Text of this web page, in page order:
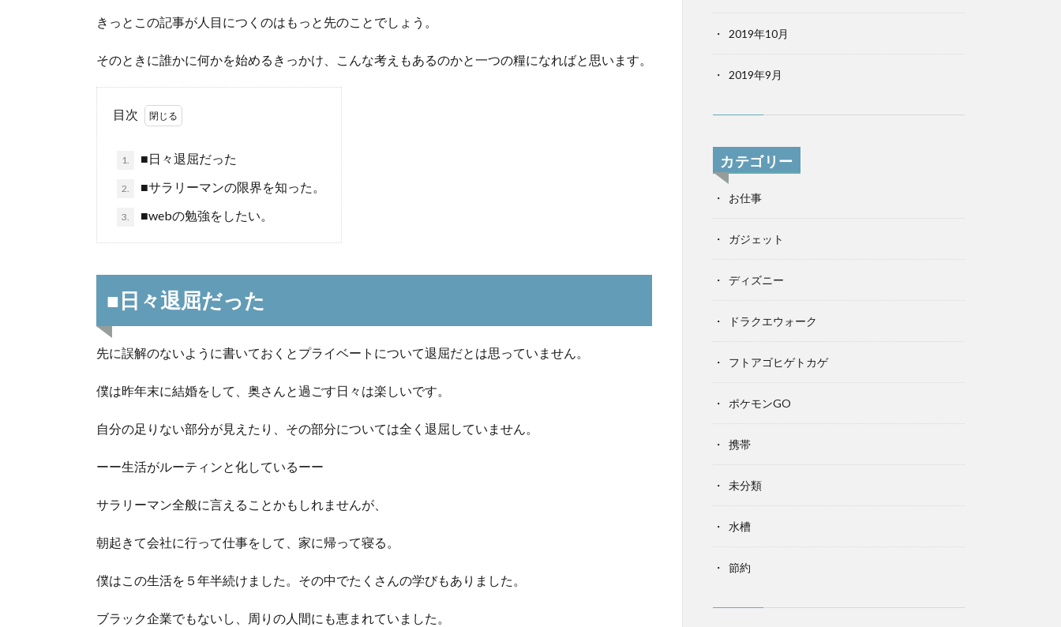
きっとこの記事が人目につくのはもっと先のことでしょう。
そのときに誰かに何かを始めるきっかけ、こんな考えもあるのかと一つの糧になればと思います。
目次
1. ■日々退屈だった
2. ■サラリーマンの限界を知った。
3. ■webの勉強をしたい。
■日々退屈だった
先に誤解のないように書いておくとプライベートについて退屈だとは思っていません。
僕は昨年末に結婚をして、奥さんと過ごす日々は楽しいです。
自分の足りない部分が見えたり、その部分については全く退屈していません。
ーー生活がルーティンと化しているーー
サラリーマン全般に言えることかもしれませんが、
朝起きて会社に行って仕事をして、家に帰って寝る。
僕はこの生活を５年半続けました。その中でたくさんの学びもありました。
ブラック企業でもないし、周りの人間にも恵まれていました。
2019年10月
2019年9月
カテゴリー
お仕事
ガジェット
ディズニー
ドラクエウォーク
フトアゴヒゲトカゲ
ポケモンGO
携帯
未分類
水槽
節約